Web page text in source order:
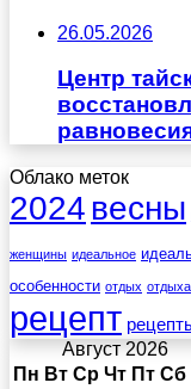
26.05.2026
Центр
Облако меток
2024 весны
женщины идеальное
особенности отдых отдыха
рецепт
Август 2026
Пн Вт Ср Чт Пт Сб